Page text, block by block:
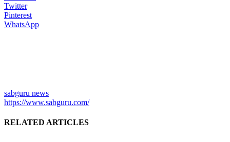
Twitter
Pinterest
WhatsApp
sabguru news
https://www.sabguru.com/
RELATED ARTICLES